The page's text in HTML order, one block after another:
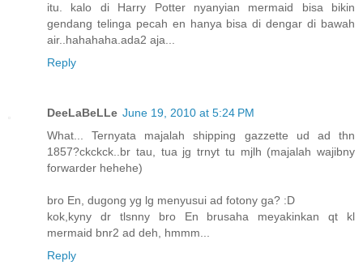
itu. kalo di Harry Potter nyanyian mermaid bisa bikin
gendang telinga pecah en hanya bisa di dengar di bawah
air..hahahaha.ada2 aja...
Reply
DeeLaBeLLe June 19, 2010 at 5:24 PM
What... Ternyata majalah shipping gazzette ud ad thn
1857?ckckck..br tau, tua jg trnyt tu mjlh (majalah wajibny
forwarder hehehe)
bro En, dugong yg lg menyusui ad fotony ga? :D
kok,kyny dr tlsnny bro En brusaha meyakinkan qt kl
mermaid bnr2 ad deh, hmmm...
Reply